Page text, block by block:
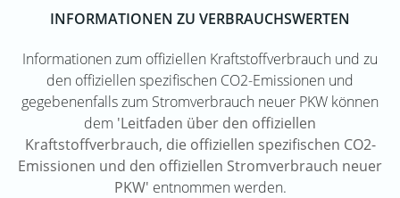
INFORMATIONEN ZU VERBRAUCHSWERTEN
Informationen zum offiziellen Kraftstoffverbrauch und zu
den offiziellen spezifischen CO2-Emissionen und
gegebenenfalls zum Stromverbrauch neuer PKW können
dem 'Leitfaden über den offiziellen
Kraftstoffverbrauch, die offiziellen spezifischen CO2-
Emissionen und den offiziellen Stromverbrauch neuer
PKW' entnommen werden.